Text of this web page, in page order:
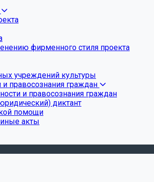
фирменного стиля проекта
учреждений культуры
и правосознания граждан
и правосознания граждан
диктант
помощи
акты